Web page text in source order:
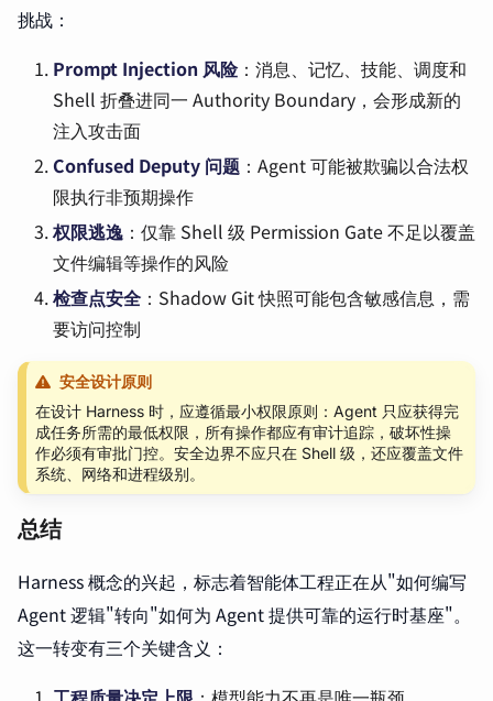
挑战：
Prompt Injection 风险：消息、记忆、技能、调度和
Shell 折叠进同一 Authority Boundary，会形成新的
注入攻击面
Confused Deputy 问题 ：Agent 可能被欺骗以合法权
限执行非预期操作
权限逃逸 ：仅靠 Shell 级 Permission Gate 不足以覆盖
文件编辑等操作的风险
检查点安全 ：Shadow Git 快照可能包含敏感信息，需
要访问控制
安全设计原则
在设计 Harness 时，应遵循最小权限原则：Agent 只应获得完
成任务所需的最低权限，所有操作都应有审计追踪，破坏性操
作必须有审批门控。安全边界不应只在 Shell 级，还应覆盖文件
系统、网络和进程级别。
总结
Harness 概念的兴起，标志着智能体工程正在从"如何编写
Agent 逻辑"转向"如何为 Agent 提供可靠的运行时基座"。
这一转变有三个关键含义：